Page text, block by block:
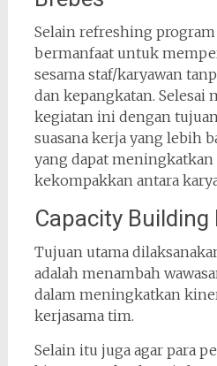
Selain refreshing
bermanfaat untuk
sesama staf/karyawan
dan kepangkatan. Selesai
kegiatan ini dengan
suasana kerja yang lebih
yang dapat meningkatkan
kekompakkan antara
Capacity Building
Tujuan utama
adalah menambah
dalam meningkatkan
kerjasama tim.
Selain itu juga agar para